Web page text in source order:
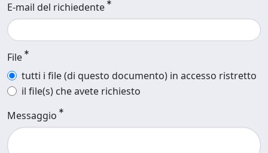
E-mail del richiedente
File
tutti i file (di questo documento) in accesso ristretto
il file(s) che avete richiesto
Messaggio